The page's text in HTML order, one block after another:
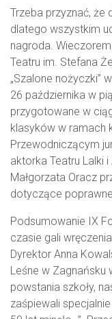
Trzeba przyznać, że
dlatego wszystkim
nagroda.
Teatru im. Stefana
„Szalone nożyczki”
26 października w
przygotowane w
klasyków w ramach
Przewodniczącym
aktorka Teatru Lalki i
Małgorzata Oracz
dotyczące
Podsumowanie IX
czasie gali
Dyrektor Anna
Leśne w
powstania szkoły,
zaśpiewali